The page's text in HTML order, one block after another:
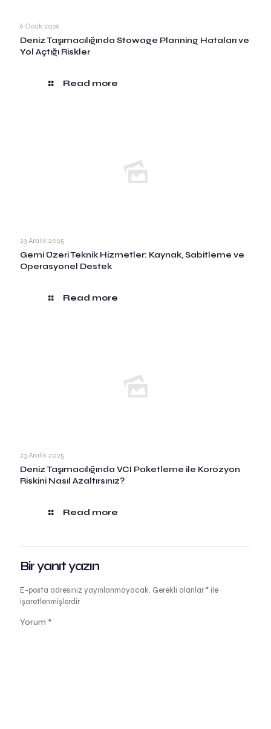
6 Ocak 2026
Deniz Taşımacılığında Stowage Planning Hataları ve
Yol Açtığı Riskler
Read more
23 Aralık 2025
Gemi Üzeri Teknik Hizmetler: Kaynak, Sabitleme ve
Operasyonel Destek
Read more
23 Aralık 2025
Deniz Taşımacılığında VCI Paketleme ile Korozyon
Riskini Nasıl Azaltırsınız?
Read more
Bir yanıt yazın
E-posta adresiniz yayınlanmayacak. Gerekli alanlar* ile
işaretlenmişlerdir
Yorum *